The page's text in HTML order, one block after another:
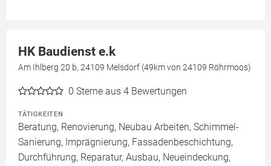
HK Baudienst e.k
Am Ihlberg 20 b, 24109 Melsdorf (49km von 24109 Röhrmoos)
0 Sterne aus 4 Bewertungen
TÄTIGKEITEN
Beratung, Renovierung, Neubau Arbeiten, Schimmel-
Sanierung, Imprägnierung, Fassadenbeschichtung,
Durchführung, Reparatur, Ausbau, Neueindeckung,